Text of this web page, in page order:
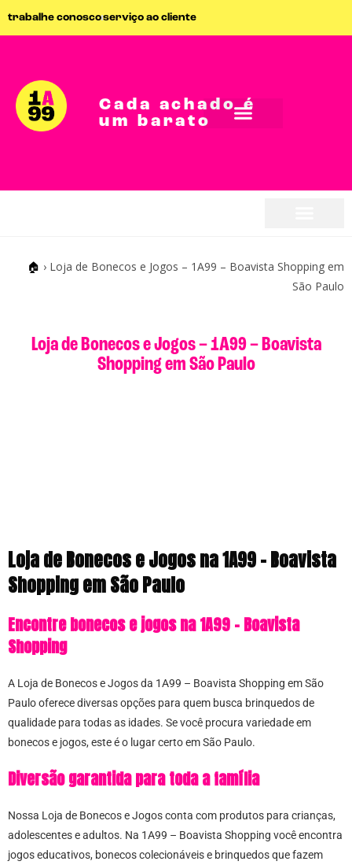
trabalhe conoscoserviço ao cliente
Cada achado é
um barato
🏠 › Loja de Bonecos e Jogos – 1A99 – Boavista Shopping em
São Paulo
Loja de Bonecos e Jogos – 1A99 – Boavista
Shopping em São Paulo
Loja de Bonecos e Jogos na 1A99 – Boavista
Shopping em São Paulo
Encontre bonecos e jogos na 1A99 – Boavista
Shopping
A Loja de Bonecos e Jogos da 1A99 – Boavista Shopping em São
Paulo oferece diversas opções para quem busca brinquedos de
qualidade para todas as idades. Se você procura variedade em
bonecos e jogos, este é o lugar certo em São Paulo.
Diversão garantida para toda a família
Nossa Loja de Bonecos e Jogos conta com produtos para crianças,
adolescentes e adultos. Na 1A99 – Boavista Shopping você encontra
jogos educativos, bonecos colecionáveis e brinquedos que fazem